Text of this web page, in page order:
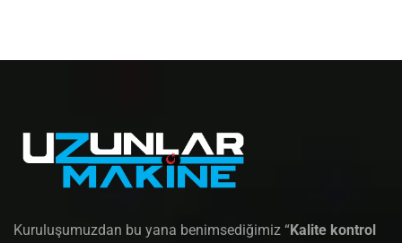
Kuruluşumuzdan bu yana benimsediğimiz “Kalite kontrol